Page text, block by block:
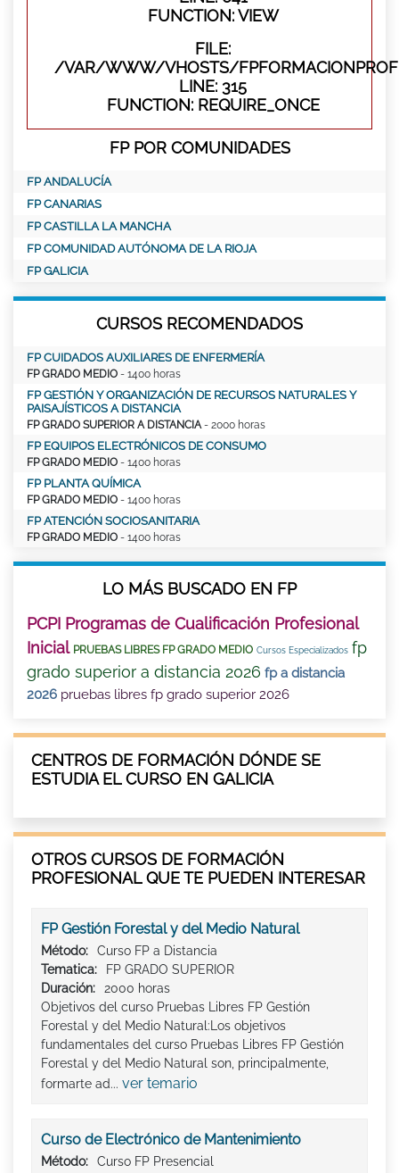
FUNCTION: VIEW
FILE:
/VAR/WWW/VHOSTS/
LINE: 315
FUNCTION: REQUIRE_ONCE
FP POR COMUNIDADES
FP ANDALUCÍA
FP CANARIAS
FP CASTILLA LA MANCHA
FP COMUNIDAD AUTÓNOMA DE LA RIOJA
FP GALICIA
CURSOS RECOMENDADOS
FP CUIDADOS AUXILIARES DE ENFERMERÍA
FP GRADO MEDIO - 1400 horas
FP GESTIÓN Y ORGANIZACIÓN DE RECURSOS NATURALES Y
PAISAJÍSTICOS A DISTANCIA
FP GRADO SUPERIOR A DISTANCIA- 2000 horas
FP EQUIPOS ELECTRÓNICOS DE CONSUMO
FP GRADO MEDIO - 1400 horas
FP PLANTA QUÍMICA
FP GRADO MEDIO - 1400 horas
FP ATENCIÓN SOCIOSANITARIA
FP GRADO MEDIO - 1400 horas
LO MÁS BUSCADO EN FP
PCPI Programas de Cualificación Profesional
Inicial PRUEBAS LIBRES FP GRADO MEDIO Cursos Especializados fp
grado superior a distancia 2026 fp a distancia
2026 pruebas libres fp grado superior 2026
CENTROS DE FORMACIÓN DÓNDE SE
ESTUDIA EL CURSO EN GALICIA
OTROS CURSOS DE FORMACIÓN
PROFESIONAL QUE TE PUEDEN INTERESAR
FP Gestión Forestal y del Medio Natural
Método:
Curso FP a Distancia
Tematica:
FP GRADO SUPERIOR
Duración:
2000 horas
Objetivos del curso Pruebas Libres FP Gestión
Forestal y del Medio Natural:Los objetivos
fundamentales del curso Pruebas Libres FP Gestión
Forestal y del Medio Natural son, principalmente,
formarte ad... ver temario
Curso de Electrónico de Mantenimiento
Método:
Curso FP Presencial